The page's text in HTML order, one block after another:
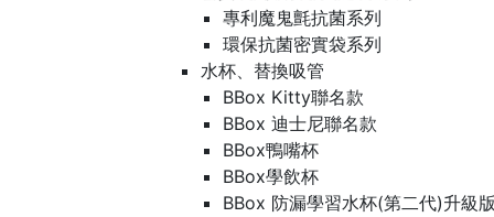
專利魔鬼氈抗菌系列
環保抗菌密實袋系列
水杯、替換吸管
BBox Kitty聯名款
BBox 迪士尼聯名款
BBox鴨嘴杯
BBox學飲杯
BBox 防漏學習水杯(第二代)升級版